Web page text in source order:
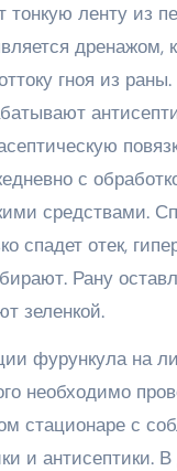
тонкую ленту из
дренажом,
гноя из
с
средствами.
спадет отек,
Рану
зеленкой.
фурункула на
необходимо
стационаре с
и антисептики.